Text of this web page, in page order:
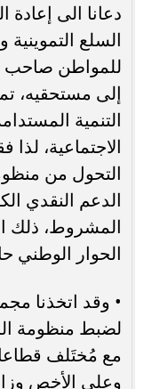
دعانا الى
السلع
للمواطن صاحب
التنمية
الاجتماعية،
التحول من
الدعم النقدي
المشروط، ذلك
الحوار الوطني
• وقد اتخذنا
لضبط منظومة
مع مُختَلف
وعلى الأخص